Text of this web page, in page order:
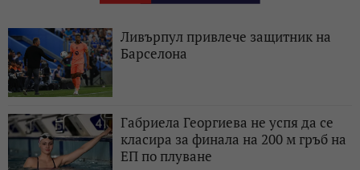
Ливърпул привлече защитник на
Барселона
Габриела Георгиева не успя да се
класира за финала на 200 м гръб на
ЕП по плуване